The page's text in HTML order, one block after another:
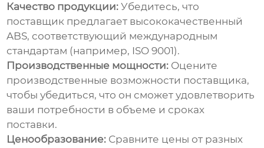
Качество продукции: Убедитесь, что
поставщик предлагает высококачественный
ABS, соответствующий международным
стандартам (например, ISO 9001).
Производственные мощности: Оцените
производственные возможности поставщика,
чтобы убедиться, что он сможет удовлетворить
ваши потребности в объеме и сроках
поставки.
Ценообразование: Сравните цены от разных